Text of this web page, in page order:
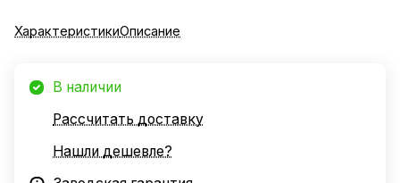
ХарактеристикиОписание
В наличии
Рассчитать доставку
Нашли дешевле?